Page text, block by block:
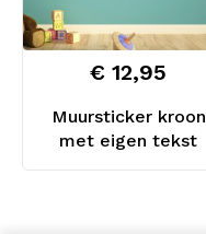
Muursticker kroon
met eigen tekst
€ 12,95